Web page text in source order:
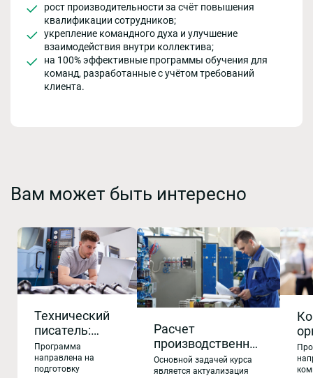
рост производительности за счёт повышения
квалификации сотрудников;
укрепление командного духа и улучшение
взаимодействия внутри коллектива;
на 100% эффективные программы обучения для
команд, разработанные с учётом требований
клиента.
Вам может быть интересно
Технический
писатель:
создание
технической
документации
Программа
направлена на
подготовку
Расчет
производственной
мощности и
загрузки
Основной задачей курса
является актуализация